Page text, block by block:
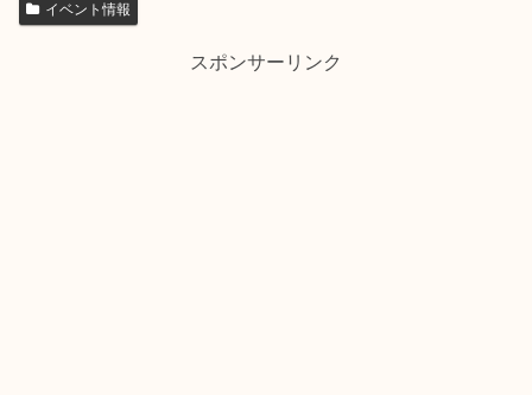
イベント情報
スポンサーリンク